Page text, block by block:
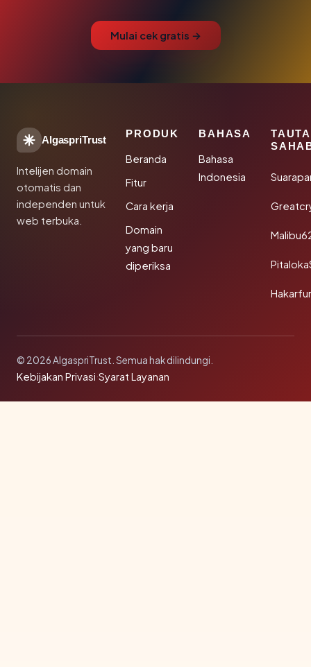
Mulai cek gratis →
AlgaspriTrust
Intelijen domain
otomatis dan
independen untuk
web terbuka.
PRODUK
Beranda
Fitur
Cara kerja
Domain
yang baru
diperiksa
BAHASA
Bahasa
Indonesia
© 2026 AlgaspriTrust. Semua hak dilindungi.
Kebijakan Privasi·Syarat Layanan